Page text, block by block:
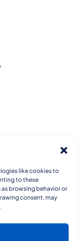
like cookies to
to these
browsing behavior or
consent, may